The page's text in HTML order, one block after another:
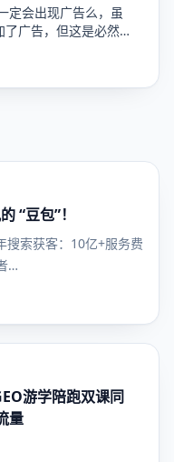
定会出现广告么，虽
广告，但这是必然终
“豆包”！
搜索获客：10亿+服务费
…
游学陪跑双课同
量